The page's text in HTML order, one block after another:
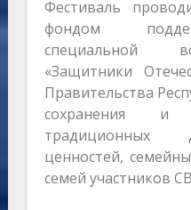
Фестиваль
фондом
специальной
«Защитники
Правительства
сохранения и
традиционных
ценностей,
семей участников